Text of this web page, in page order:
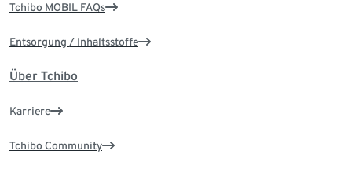
Tchibo MOBIL FAQs
Entsorgung / Inhaltsstoffe
Über Tchibo
Karriere
Tchibo Community